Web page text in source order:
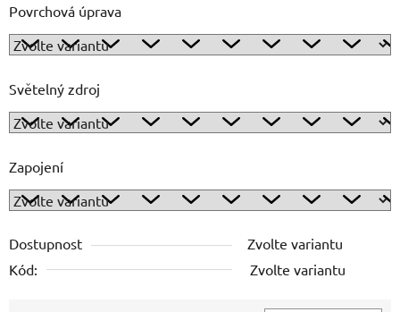
Povrchová úprava
Světelný zdroj
Zapojení
Dostupnost
Zvolte variantu
Kód:
Zvolte variantu